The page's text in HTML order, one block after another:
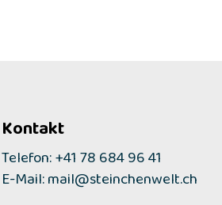
Kontakt
Telefon: +41 78 684 96 41
E-Mail:mail@steinchenwelt.ch